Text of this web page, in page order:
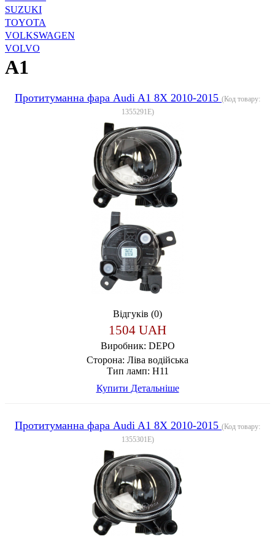
SUZUKI
TOYOTA
VOLKSWAGEN
VOLVO
A1
Протитуманна фара Audi A1 8X 2010-2015 (Код товару:
1355291E)
Відгуків (0)
1504 UAH
Виробник: DEPO
Сторона: Ліва водійська
Тип ламп: H11
Купити Детальніше
Протитуманна фара Audi A1 8X 2010-2015 (Код товару:
1355301E)